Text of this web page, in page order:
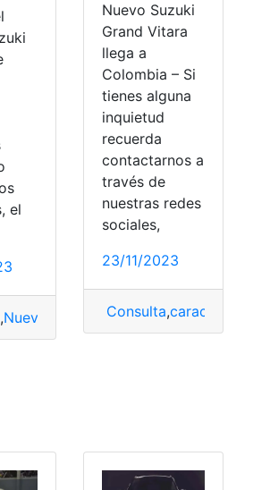
el
,Nuevo Suzuki Suzuki,Suzuki Fronx
Nuevo Suzuki
Grand Vitara
llega a
Colombia – Si
tienes alguna
inquietud
recuerda
contactarnos a
través de
nuestras redes
sociales,
23/11/2023
Consulta,características